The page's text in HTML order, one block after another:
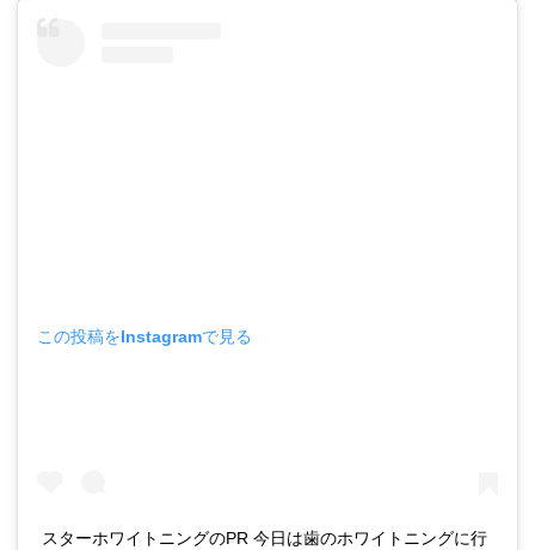
この投稿をInstagramで見る
スターホワイトニングのPR 今日は歯のホワイトニングに行